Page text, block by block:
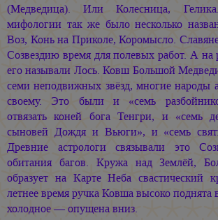
(Медведица). Или Колесница,
мифологии так же было несколько
Воз, Конь на Приколе, Коромысло.
Созвездию время для полевых работ. А
его называли Лось. Ковш Большой
семи неподвижных звёзд, многие народы
своему. Это были и «семь
отвязать коней бога Тенгри, и «семь
сыновей Дождя и Вьюги», и «семь
Древние астрологи связывали это
обитания багов. Кружа над Землёй,
образует на Карте Неба свастический
летнее время ручка Ковша высоко поднята
холодное — опущена вниз.